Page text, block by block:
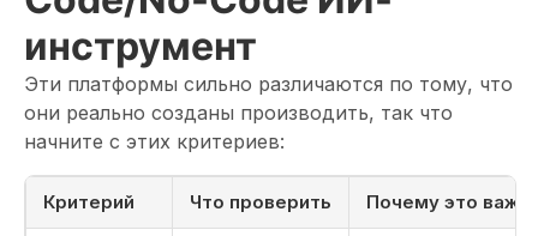
инструмент
Эти платформы сильно различаются по тому, что
они реально созданы производить, так что
начните с этих критериев:
Критерий Что проверить Почему это